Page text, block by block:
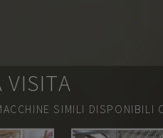
VISITA
SIMILI DISPONIBILI